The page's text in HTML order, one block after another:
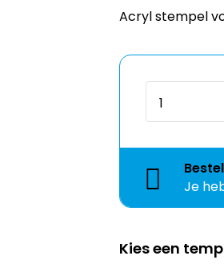
Acryl stempel
Je
Kies een